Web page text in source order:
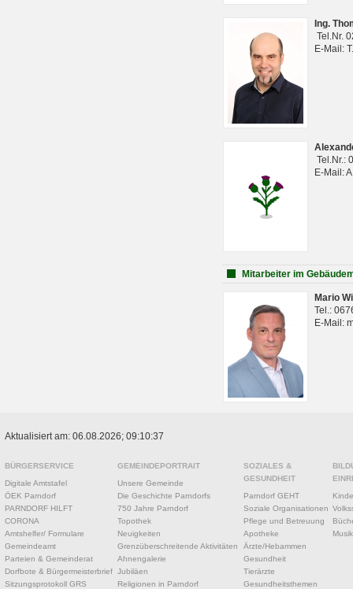
Ing.
Tel.Nr.
E-Mail:
Tel.Nr.:
E-Mail:
Mitarbeiter im
Mario
Tel.:
E-Mail:
Aktualisiert am: 06.08.2026; 09:10:37
BÜRGERSERVICE
Digitale Amtstafel
ÖEK Parndorf
PARNDORF HILFT
CORONA
Amtshelfer/ Formulare
Gemeindeamt
Parteien & Gemeinderat
Dorfbote & Bürgermeisterbrief
Sitzungsprotokoll GRS
GEMEINDEPORTRAIT
Unsere Gemeinde
Die Geschichte Parndorfs
750 Jahre Parndorf
Topothek
Neuigkeiten
Grenzüberschreitende Aktivitäten
Ahnengalerie
Jubiläen
Religionen in Parndorf
SOZIALES &
GESUNDHEIT
Parndorf GEHT
Soziale Organisationen
Pflege und Betreuung
Apotheke
Ärzte/Hebammen
Gesundheit
Tierärzte
Gesundheitsthemen